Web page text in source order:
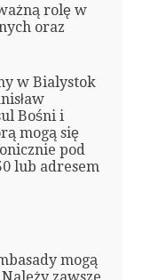
rolę w
oraz
w Bialystok
Bośni i
mogą się
pod
lub adresem
mogą